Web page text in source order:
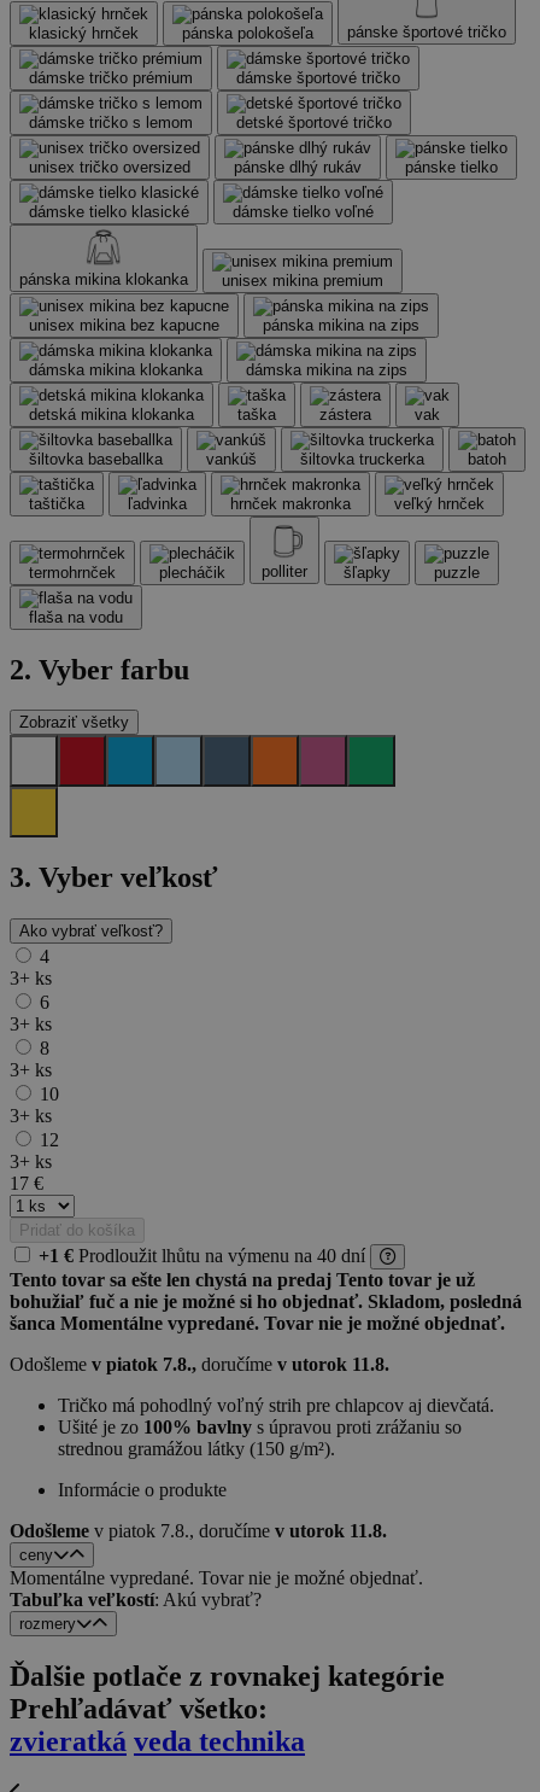
klasický hrnček pánska polokošeľa pánske športové tričko
dámske tričko prémium dámske športové tričko
dámske tričko s lemom detské športové tričko
unisex tričko oversized pánske dlhý rukáv pánske tielko
dámske tielko klasické dámske tielko voľné
pánska mikina klokanka unisex mikina premium
unisex mikina bez kapucne pánska mikina na zips
dámska mikina klokanka dámska mikina na zips
detská mikina klokanka taška zástera vak
šiltovka baseballka vankúš šiltovka truckerka batoh
taštička ľadvinka hrnček makronka veľký hrnček
termohrnček plecháčik polliter šľapky puzzle
flaša na vodu
2. Vyber farbu
Zobraziť všetky
3. Vyber veľkosť
Ako vybrať veľkosť?
4
3+ ks
6
3+ ks
8
3+ ks
10
3+ ks
12
3+ ks
17 €
Pridať do košíka
+1 € Prodloužit lhůtu na výmenu na 40 dní
Tento tovar sa ešte len chystá na predaj Tento tovar je už
bohužiaľ fuč a nie je možné si ho objednať. Skladom, posledná
šanca Momentálne vypredané. Tovar nie je možné objednať.
Odošleme v piatok 7.8., doručíme v utorok 11.8.
Tričko má pohodlný voľný strih pre chlapcov aj dievčatá.
Ušité je zo 100% bavlny s úpravou proti zrážaniu so
strednou gramážou látky (150 g/m²).
Informácie o produkte
Odošleme v piatok 7.8., doručíme v utorok 11.8.
ceny
Momentálne vypredané. Tovar nie je možné objednať.
Tabuľka veľkostí: Akú vybrať?
rozmery
Ďalšie potlače z rovnakej kategórie
Prehľadávať všetko:
zvieratká veda technika